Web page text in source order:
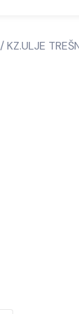
/ KZ.ULJE